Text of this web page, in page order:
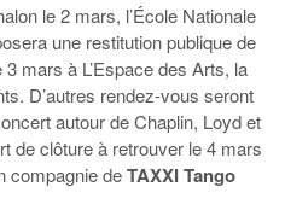
le 2 mars, l’École Nationale
une restitution publique de
mars à L’Espace des Arts, la
D’autres rendez-vous seront
autour de Chaplin, Loyd et
de clôture à retrouver le 4 mars
compagnie deTAXXI Tango